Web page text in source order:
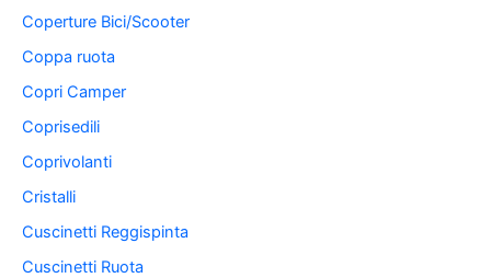
Coperture Bici/Scooter
Coppa ruota
Copri Camper
Coprisedili
Coprivolanti
Cristalli
Cuscinetti Reggispinta
Cuscinetti Ruota